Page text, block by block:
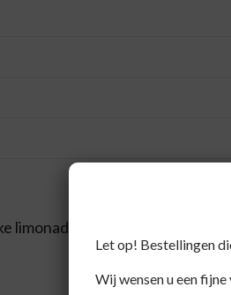
limonade, over yoghurt of ijs.
Let op! Bestellingen
Wij wensen u een